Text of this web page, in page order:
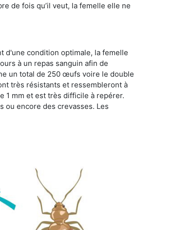
de fois qu’il veut, la femelle elle ne
d'une condition optimale, la femelle
à un repas sanguin afin de
un total de 250 œufs voire le double
très résistants et ressembleront à
1 mm et est très difficile à repérer.
ou encore des crevasses. Les